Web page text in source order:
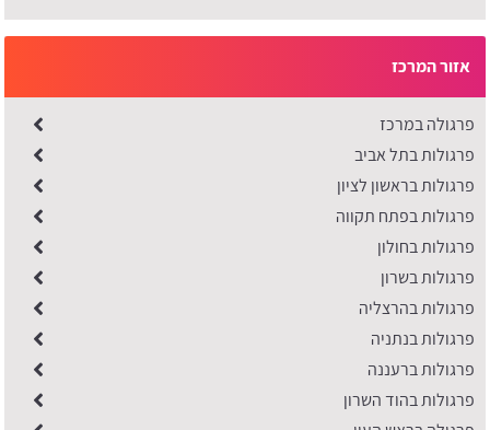
אזור המרכז
פרגולה במרכז
פרגולות בתל אביב
פרגולות בראשון לציון
פרגולות בפתח תקווה
פרגולות בחולון
פרגולות בשרון
פרגולות בהרצליה
פרגולות בנתניה
פרגולות ברעננה
​פרגולות בהוד השרון